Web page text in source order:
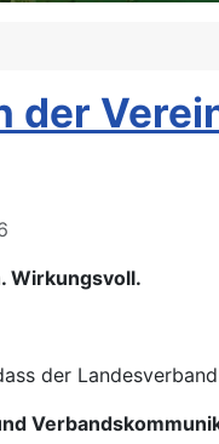
der
Wirkungsvoll.
der